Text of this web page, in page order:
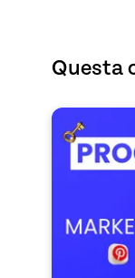
Questa
Scopri